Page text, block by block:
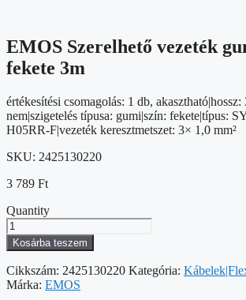
EMOS Szerelhető vezeték
fekete 3m
értékesítési csomagolás: 1 db, akasztható|hossz:
nem|szigetelés típusa: gumi|szín: fekete|típus:
H05RR-F|vezeték keresztmetszet: 3× 1,0 mm²
SKU: 2425130220
3 789 Ft
Quantity
EMOS
Szerelhető
vezeték
gumi
3x1
Kosárba teszem
Cikkszám: 2425130220 Kategória:
Márka: EMOS